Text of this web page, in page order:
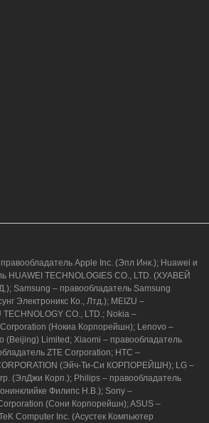
ул. Героев Десантников,
44-74
ул. Героев Десантников,
ул. Героев Десантников,
44-74(с 9:00 до 20:00)
Apple Inc. (Эпл Инк.); Huawei и
HUAWEI TECHNOLOGIES CO., LTD. (ХУАВЕЙ
– правообладатель Samsung
Электроникс Ко., Лтд.); MEIZU –
CO., LTD.; Nokia –
(Нокиа Корпорейшн); Lenovo –
(Beijing) Limited; Xiaomi – правообладатель
ZTE Corporation; HTC –
(Эйч-Ти-Си КОРПОРЕЙШН); LG –
(ЭлДжи Корп.); Philips – правообладатель
Филипс Н.В.); Sony –
(Сони Корпорейшн); ASUS –
Computer Inc. (Асустек Компьютер